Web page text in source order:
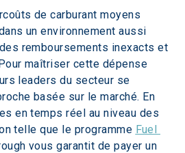
de carburant moyens
un environnement aussi
remboursements inexacts et
maîtriser cette dépense
leaders du secteur se
basée sur le marché. En
en temps réel au niveau des
telle que le programme Fuel
vous garantit de payer un